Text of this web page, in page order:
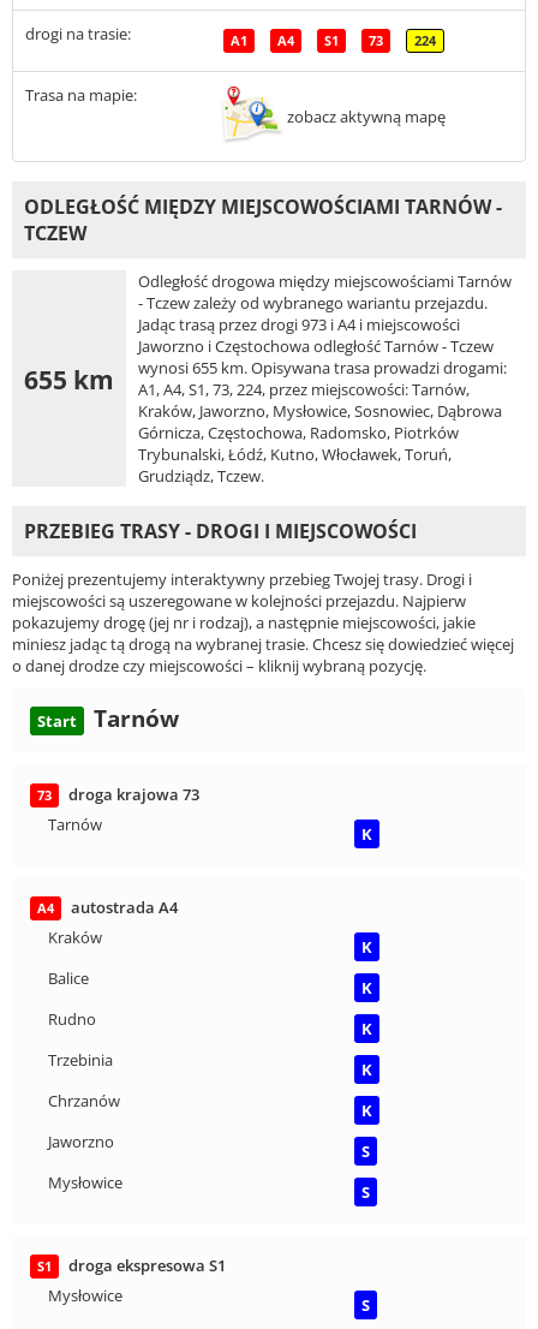
drogi na trasie: A1 A4 S1 73 224
Trasa na mapie:
zobacz aktywną mapę
ODLEGŁOŚĆ MIĘDZY MIEJSCOWOŚCIAMI TARNÓW -
TCZEW
655 km
Odległość drogowa między miejscowościami Tarnów
- Tczew zależy od wybranego wariantu przejazdu.
Jadąc trasą przez drogi 973 i A4 i miejscowości
Jaworzno i Częstochowa odległość Tarnów - Tczew
wynosi 655 km. Opisywana trasa prowadzi drogami:
A1, A4, S1, 73, 224, przez miejscowości: Tarnów,
Kraków, Jaworzno, Mysłowice, Sosnowiec, Dąbrowa
Górnicza, Częstochowa, Radomsko, Piotrków
Trybunalski, Łódź, Kutno, Włocławek, Toruń,
Grudziądz, Tczew.
PRZEBIEG TRASY - DROGI I MIEJSCOWOŚCI
Poniżej prezentujemy interaktywny przebieg Twojej trasy. Drogi i
miejscowości są uszeregowane w kolejności przejazdu. Najpierw
pokazujemy drogę (jej nr i rodzaj), a następnie miejscowości, jakie
miniesz jadąc tą drogą na wybranej trasie. Chcesz się dowiedzieć więcej
o danej drodze czy miejscowości – kliknij wybraną pozycję.
Start Tarnów
73
droga krajowa 73
Tarnów
K
A4
autostrada A4
Kraków
K
Balice
K
Rudno
K
Trzebinia
K
Chrzanów
K
Jaworzno
S
Mysłowice
S
S1
droga ekspresowa S1
Mysłowice
S